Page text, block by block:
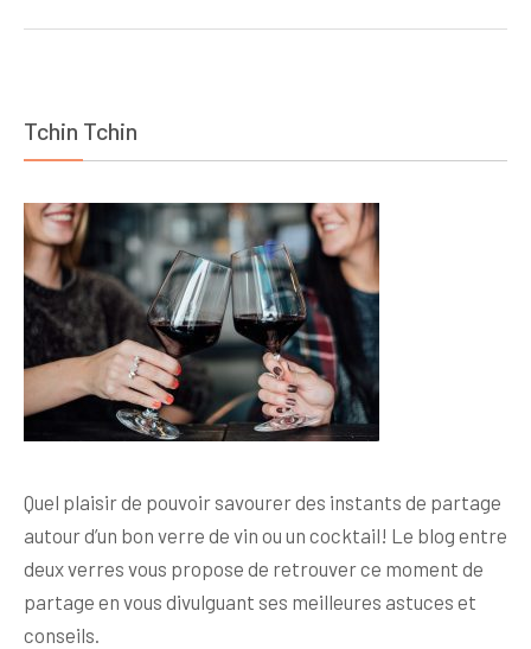
Tchin Tchin
Quel plaisir de pouvoir savourer des instants de partage
autour d’un bon verre de vin ou un cocktail! Le blog entre
deux verres vous propose de retrouver ce moment de
partage en vous divulguant ses meilleures astuces et
conseils.